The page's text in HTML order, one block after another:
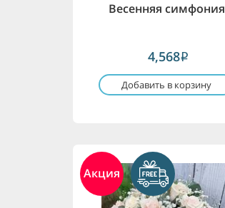
Весенняя симфония
4,568i
Добавить в корзину
Акция